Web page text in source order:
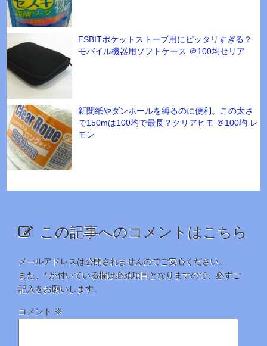
ESBITポケットストーブ用にピッタリすぎる？
モバイル機器用ソフトケース ＠100均セリア
新聞紙やダンボールを縛るのに便利。この太さ
で150mは100均で最長？クリアヒモ ＠100均 レ
モン
この記事へのコメントはこちら
メールアドレスは公開されませんのでご安心ください。
また、* が付いている欄は必須項目となりますので、必ずご
記入をお願いします。
コメント ※